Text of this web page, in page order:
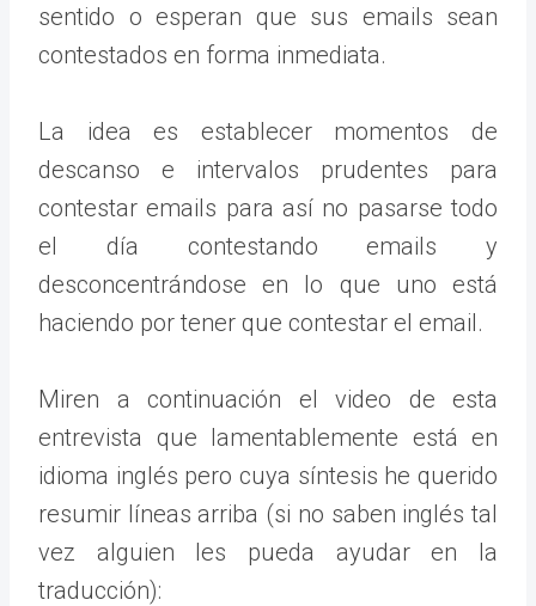
sentido o esperan que sus emails sean
contestados en forma inmediata.
La idea es establecer momentos de
descanso e intervalos prudentes para
contestar emails para así no pasarse todo
el día contestando emails y
desconcentrándose en lo que uno está
haciendo por tener que contestar el email.
Miren a continuación el video de esta
entrevista que lamentablemente está en
idioma inglés pero cuya síntesis he querido
resumir líneas arriba (si no saben inglés tal
vez alguien les pueda ayudar en la
traducción):